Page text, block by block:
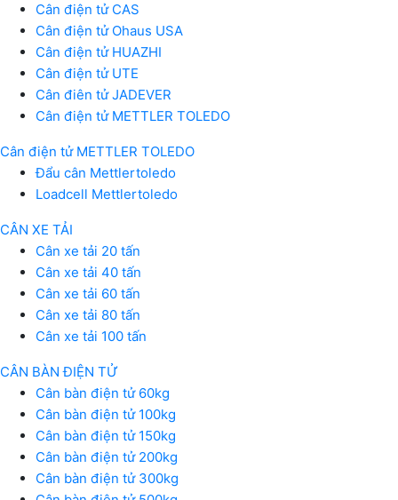
Cân điện tử CAS
Cân điện tử Ohaus USA
Cân điện tử HUAZHI
Cân điện tử UTE
Cân điên tử JADEVER
Cân điện tử METTLER TOLEDO
Cân điện tử METTLER TOLEDO
Đẩu cân Mettlertoledo
Loadcell Mettlertoledo
CÂN XE TẢI
Cân xe tải 20 tấn
Cân xe tải 40 tấn
Cân xe tải 60 tấn
Cân xe tải 80 tấn
Cân xe tải 100 tấn
CÂN BÀN ĐIỆN TỬ
Cân bàn điện tử 60kg
Cân bàn điện tử 100kg
Cân bàn điện tử 150kg
Cân bàn điện tử 200kg
Cân bàn điện tử 300kg